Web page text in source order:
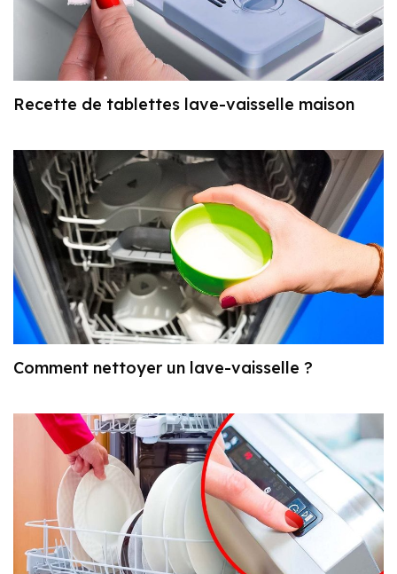
Recette de tablettes lave-vaisselle maison
Comment nettoyer un lave-vaisselle ?